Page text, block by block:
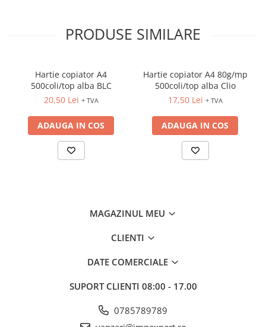
CREIOANE MECANICE & REZERVE
CORECTURA
COMUNICARE & PREZENTARE
FLIPCHART
SISTEME DE AFISARE SI DE
ECRANE DE PROTECTIE SI
ACCESORII PENTRU TABLE SI
SISTEME INTERACTIVE
TEHNICA DE BIROU
PRODUSE SIMILARE
Hartie copiator A4
500coli/top alba BLC
20,50 Lei + TVA
ADAUGA IN COS
Hartie copiator A4 80g/mp
500coli/top alba Clio
17,50 Lei + TVA
ADAUGA IN COS
MAGAZINUL MEU
CLIENTI
DATE COMERCIALE
SUPORT CLIENTI 08:00 - 17.00
0785789789